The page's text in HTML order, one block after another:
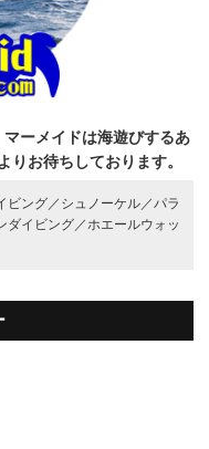
マーメイドは海遊びするあ
りお待ちしております。
ビング／ シュノーケル／パラ
ダイビング／ホエールウォッ